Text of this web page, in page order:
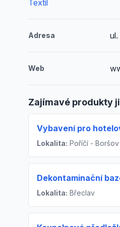
Textil
Adresa
Web
Zajímavé produkty
Vybavení pro
Lokalita: Poříčí -
Dekontaminační
Lokalita: Břeclav